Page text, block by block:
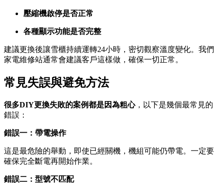
壓縮機啟停是否正常
各種顯示功能是否完整
建議更換後讓雪櫃持續運轉24小時，密切觀察溫度變化。我們
家電維修站通常會建議客戶這樣做，確保一切正常。
常見失誤與避免方法
很多DIY更換失敗的案例都是因為粗心，以下是幾個最常見的
錯誤：
錯誤一：帶電操作
這是最危險的舉動，即使已經關機，機組可能仍帶電。一定要
確保完全斷電再開始作業。
錯誤二：型號不匹配